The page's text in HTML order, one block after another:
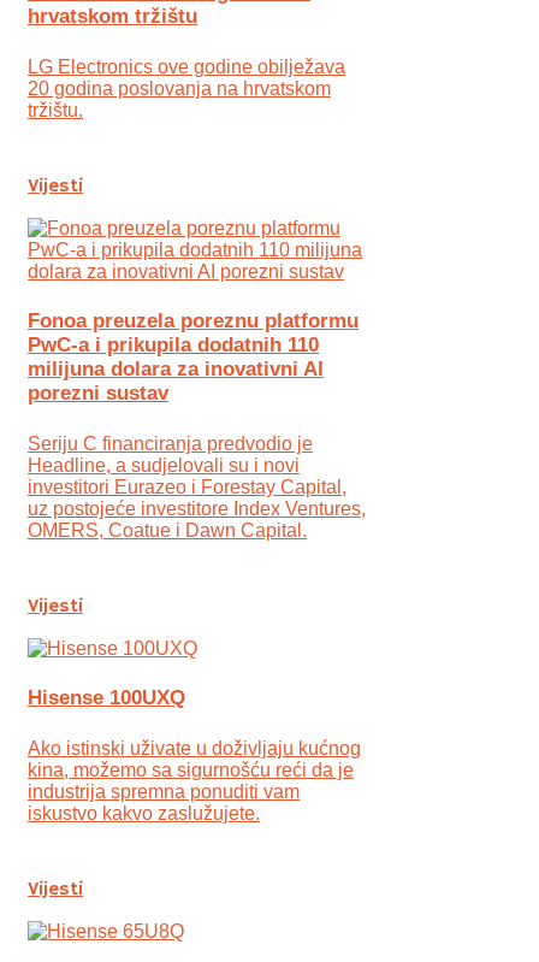
hrvatskom tržištu
LG Electronics ove godine obilježava
20 godina poslovanja na hrvatskom
tržištu.
Vijesti
Fonoa preuzela poreznu platformu
PwC-a i prikupila dodatnih 110
milijuna dolara za inovativni AI
porezni sustav
Seriju C financiranja predvodio je
Headline, a sudjelovali su i novi
investitori Eurazeo i Forestay Capital,
uz postojeće investitore Index Ventures,
OMERS, Coatue i Dawn Capital.
Vijesti
Hisense 100UXQ
Ako istinski uživate u doživljaju kućnog
kina, možemo sa sigurnošću reći da je
industrija spremna ponuditi vam
iskustvo kakvo zaslužujete.
Vijesti